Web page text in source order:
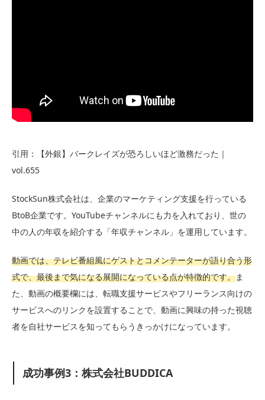
引用：【外銀】バークレイズが恐ろしいほど激務だった｜
vol.655
StockSun株式会社は、企業のマーケティング支援を行っている
BtoB企業です。YouTubeチャンネルにも力を入れており、世の
中の人の年収を紹介する「年収チャンネル」を運用しています。
動画では、テレビ番組風にゲストとコメンテーターが語り合う形
式で、最後まで気になる展開になっている点が特徴的です。ま
た、動画の概要欄には、転職支援サービスやフリーランス向けの
サービスへのリンクを設置することで、動画に興味の持った視聴
者を自社サービスを知ってもらうきっかけになっています。
成功事例3：株式会社BUDDICA